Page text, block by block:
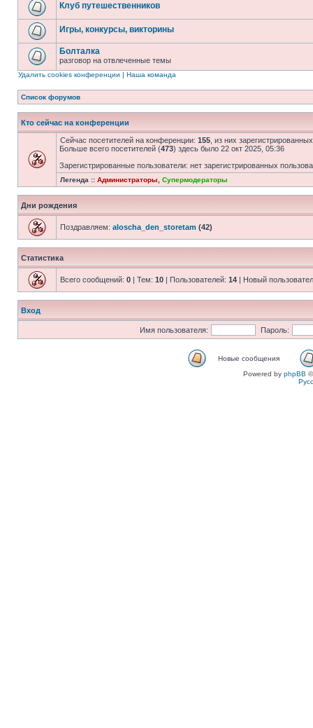
Клуб путешественников
Игры, конкурсы, викторины
Болталка
разговор на отвлеченные темы
Удалить cookies конференции | Наша команда
Список форумов
Кто сейчас на конференции
Сейчас посетителей на конференции: 155 , из них
Больше всего посетителей (473) здесь было 22 окт 2025, 05:36
Зарегистрированные пользователи: нет зарегистрированных
Легенда :: Администраторы Супермодераторы
Дни рождения
Поздравляем: aloscha_den_storetam (42)
Статистика
Всего сообщений: 0 | Тем: 10 | Пользователей: 14 | Новый
Вход
Имя пользователя: Пароль:
Новые сообщения
Powered by phpBB